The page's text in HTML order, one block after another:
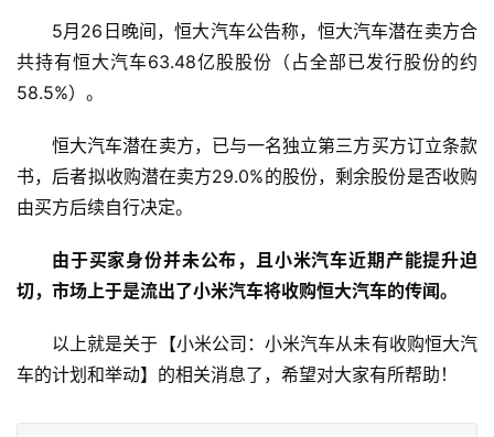
5月26日晚间，恒大汽车公告称，恒大汽车潜在卖方合
共持有恒大汽车63.48亿股股份（占全部已发行股份的约
58.5%）。
恒大汽车潜在卖方，已与一名独立第三方买方订立条款
书，后者拟收购潜在卖方29.0%的股份，剩余股份是否收购
由买方后续自行决定。
由于买家身份并未公布，且小米汽车近期产能提升迫
切，市场上于是流出了小米汽车将收购恒大汽车的传闻。
以上就是关于【小米公司：小米汽车从未有收购恒大汽
车的计划和举动】的相关消息了，希望对大家有所帮助！